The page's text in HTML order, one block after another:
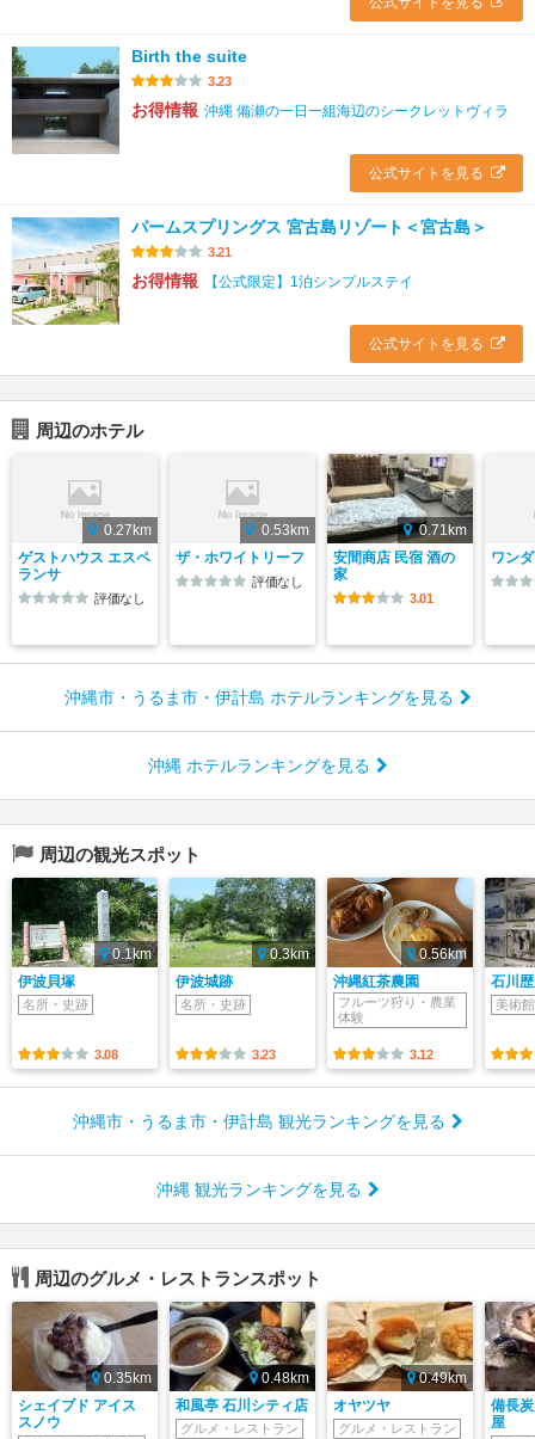
Birth the suite
3.23
お得情報 沖縄 備瀬の一日一組海辺のシークレットヴィラ
公式サイトを見る
パームスプリングス 宮古島リゾート＜宮古島＞
3.21
お得情報 【公式限定】1泊シンプルステイ
公式サイトを見る
周辺のホテル
0.27km
ゲストハウス エスペ
ランサ
評価なし
0.53km
ザ・ホワイトリーフ
評価なし
0.71km
安間商店 民宿 酒の
家
3.01
ワン
沖縄市・うるま市・伊計島 ホテルランキングを見る
沖縄 ホテルランキングを見る
周辺の観光スポット
0.1km
伊波貝塚
名所・史跡
3.08
0.3km
伊波城跡
名所・史跡
3.23
0.56km
沖縄紅茶農園
フルーツ狩り・農業
体験
3.12
石川
美術
沖縄市・うるま市・伊計島 観光ランキングを見る
沖縄 観光ランキングを見る
周辺のグルメ・レストランスポット
0.35km
シェイブド アイス
スノウ
0.48km
和風亭 石川シティ店
グルメ・レストラン
0.49km
オヤツヤ
グルメ・レストラン
備長
屋